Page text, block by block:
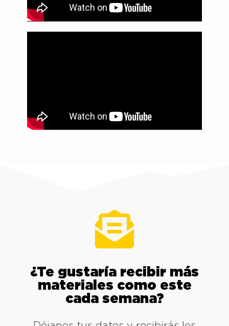
¿Te gustaría recibir más
materiales como este
cada semana?